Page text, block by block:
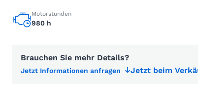
Motorstunden
980 h
Brauchen Sie mehr Details?
Jetzt Informationen anfragen Jetzt beim